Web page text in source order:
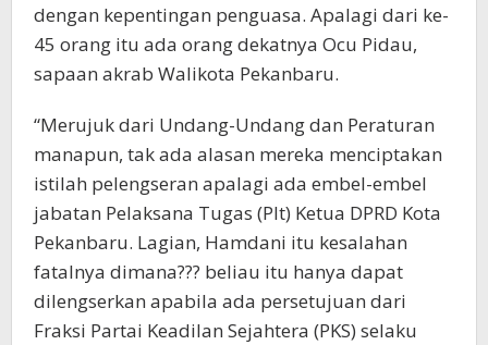
dengan kepentingan penguasa. Apalagi dari ke-
45 orang itu ada orang dekatnya Ocu Pidau,
sapaan akrab Walikota Pekanbaru.
“Merujuk dari Undang-Undang dan Peraturan
manapun, tak ada alasan mereka menciptakan
istilah pelengseran apalagi ada embel-embel
jabatan Pelaksana Tugas (Plt) Ketua DPRD Kota
Pekanbaru. Lagian, Hamdani itu kesalahan
fatalnya dimana??? beliau itu hanya dapat
dilengserkan apabila ada persetujuan dari
Fraksi Partai Keadilan Sejahtera (PKS) selaku